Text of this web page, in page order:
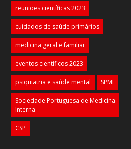
reuniões científicas 2023
cuidados de saúde primários
medicina geral e familiar
eventos científicos 2023
psiquiatria e saúde mental SPMI
Sociedade Portuguesa de Medicina
Interna
CSP